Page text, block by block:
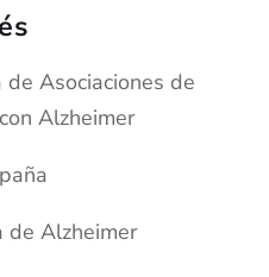
Asociaciones de
Alzheimer
de Alzheimer